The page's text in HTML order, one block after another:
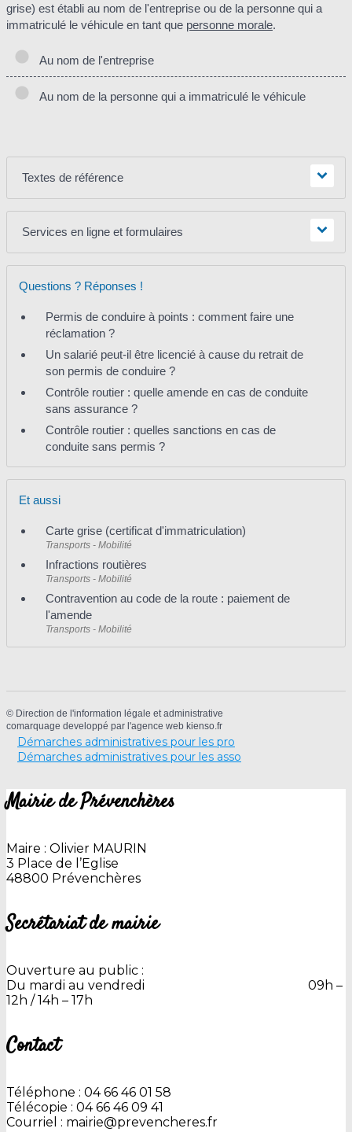
grise) est établi au nom de l'entreprise ou de la personne qui a
immatriculé le véhicule en tant que personne morale.
Au nom de l'entreprise
Au nom de la personne qui a immatriculé le véhicule
Textes de référence
Services en ligne et formulaires
Questions ? Réponses !
Permis de conduire à points : comment faire une
réclamation ?
Un salarié peut-il être licencié à cause du retrait de
son permis de conduire ?
Contrôle routier : quelle amende en cas de conduite
sans assurance ?
Contrôle routier : quelles sanctions en cas de
conduite sans permis ?
Et aussi
Carte grise (certificat d'immatriculation)
Transports - Mobilité
Infractions routières
Transports - Mobilité
Contravention au code de la route : paiement de
l'amende
Transports - Mobilité
© Direction de l'information légale et administrative
comarquage developpé par l'agence web kienso.fr
Démarches administratives pour les pro
Démarches administratives pour les asso
Mairie de Prévenchères
Maire : Olivier MAURIN
3 Place de l’Eglise
48800 Prévenchères
Secrétariat de mairie
Ouverture au public :
Du mardi au vendredi 09h –
12h / 14h – 17h
Contact
Téléphone : 04 66 46 01 58
Télécopie : 04 66 46 09 41
Courriel : mairie@prevencheres.fr